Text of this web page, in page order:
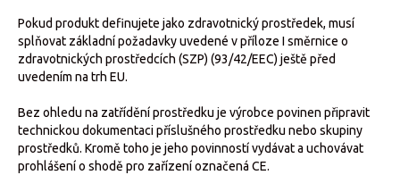
Pokud produkt definujete jako zdravotnický prostředek, musí
splňovat základní požadavky uvedené v příloze I směrnice o
zdravotnických prostředcích (SZP) (93/42/EEC) ještě před
uvedením na trh EU.
Bez ohledu na zatřídění prostředku je výrobce povinen připravit
technickou dokumentaci příslušného prostředku nebo skupiny
prostředků. Kromě toho je jeho povinností vydávat a uchovávat
prohlášení o shodě pro zařízení označená CE.